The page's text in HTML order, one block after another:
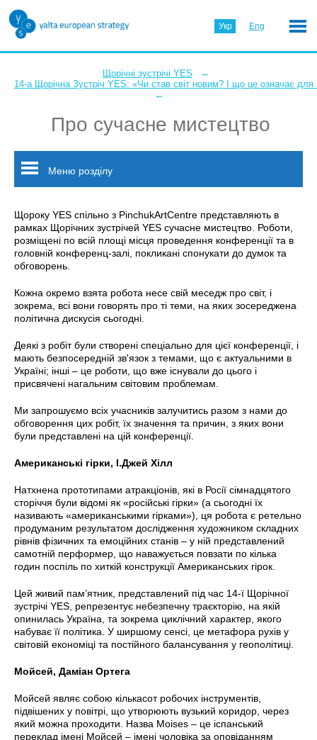
Укр Eng
Щорічні зустрічі YES ←
14-а Щорічна Зустріч YES: «Чи став світ новим? І що це означає для
←
Про сучасне мистецтво
Меню розділу
Щороку YES спільно з PinchukArtCentre представляють в
рамках Щорічних зустрічей YES сучасне мистецтво. Роботи,
розміщені по всій площі місця проведення конференції та в
головній конференц-залі, покликані спонукати до думок та
обговорень.
Кожна окремо взята робота несе свій меседж про світ, і
зокрема, всі вони говорять про ті теми, на яких зосереджена
політична дискусія сьогодні.
Деякі з робіт були створені спеціально для цієї конференції, і
мають безпосередній зв'язок з темами, що є актуальними в
Україні; інші – це роботи, що вже існували до цього і
присвячені нагальним світовим проблемам.
Ми запрошуємо всіх учасників залучитись разом з нами до
обговорення цих робіт, їх значення та причин, з яких вони
були представлені на цій конференції.
Американські гірки, І.Джей Хілл
Натхнена прототипами атракціонів, які в Росії сімнадцятого
сторіччя були відомі як «російські гірки» (а сьогодні їх
називають «американськими гірками»), ця робота є ретельно
продуманим результатом дослідження художником складних
рівнів фізичних та емоційних станів – у ній представлений
самотній перформер, що наважується повзати по кілька
годин поспіль по хиткій конструкції Американських гірок.
Цей живий пам’ятник, представлений під час 14-ї Щорічної
зустрічі YES, репрезентує небезпечну траєкторію, на якій
опинилась Україна, та зокрема циклічний характер, якого
набуває її політика. У ширшому сенсі, це метафора рухів у
світовій економіці та постійного балансування у геополітиці.
Мойсей, Даміан Ортега
Мойсей являє собою кількасот робочих інструментів,
підвішених у повітрі, що утворюють вузький коридор, через
який можна проходити. Назва Moises – це іспанський
переклад імені Мойсей – імені чоловіка за оповіданням